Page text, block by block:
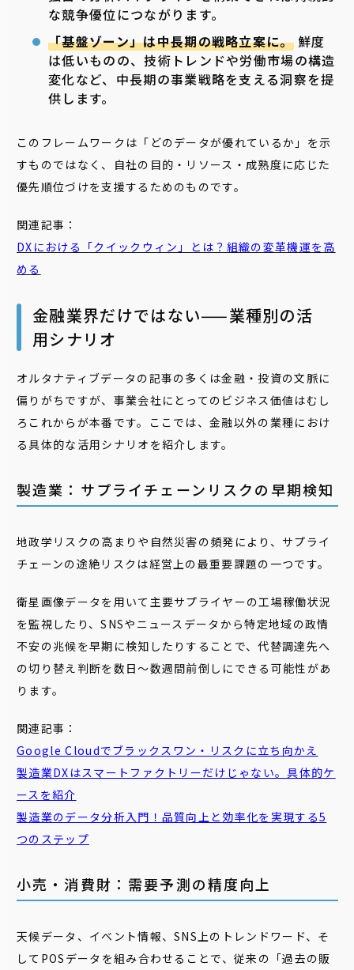
な競争優位につながります。
「基盤ゾーン」は中長期の戦略立案に。鮮度
は低いものの、技術トレンドや労働市場の構造
変化など、中長期の事業戦略を支える洞察を提
供します。
このフレームワークは「どのデータが優れているか」を示
すものではなく、自社の目的・リソース・成熟度に応じた
優先順位づけを支援するためのものです。
関連記事：
DXにおける「クイックウィン」とは？組織の変革機運を高
める
金融業界だけではない——業種別の活
用シナリオ
オルタナティブデータの記事の多くは金融・投資の文脈に
偏りがちですが、事業会社にとってのビジネス価値はむし
ろこれからが本番です。ここでは、金融以外の業種におけ
る具体的な活用シナリオを紹介します。
製造業：サプライチェーンリスクの早期検知
地政学リスクの高まりや自然災害の頻発により、サプライ
チェーンの途絶リスクは経営上の最重要課題の一つです。
衛星画像データを用いて主要サプライヤーの工場稼働状況
を監視したり、SNSやニュースデータから特定地域の政情
不安の兆候を早期に検知したりすることで、代替調達先へ
の切り替え判断を数日〜数週間前倒しにできる可能性があ
ります。
関連記事：
Google Cloudでブラックスワン・リスクに立ち向かえ
製造業DXはスマートファクトリーだけじゃない。具体的ケ
ースを紹介
製造業のデータ分析入門！品質向上と効率化を実現する5
つのステップ
小売・消費財：需要予測の精度向上
天候データ、イベント情報、SNS上のトレンドワード、そ
してPOSデータを組み合わせることで、従来の「過去の販